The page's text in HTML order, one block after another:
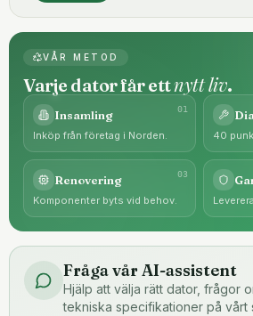
VÅR METOD
Varje dator får ettnytt liv.
01
Insamling
Inköp från företag i Norden. 40
03
Renovering
Komponenter byts vid behov.
Fråga vår AI-assistent
Hjälp att välja rätt dator, frågor
tekniska specifikationer på